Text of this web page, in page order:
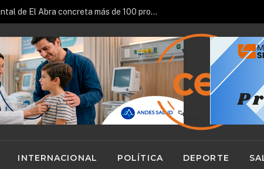
Fondo Patrimonial y Ambiental de El Abra concreta más de 100 proyectos impulsados en la región
INTERNACIONAL POLÍTICA DEPORTE